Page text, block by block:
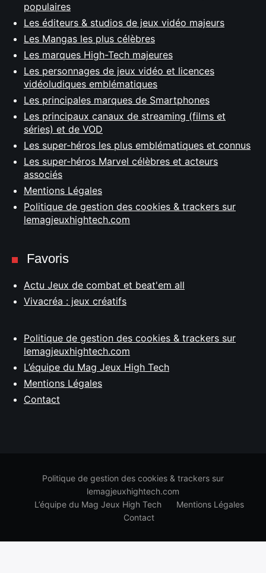
populaires
Les éditeurs & studios de jeux vidéo majeurs
Les Mangas les plus célèbres
Les marques High-Tech majeures
Les personnages de jeux vidéo et licences
vidéoludiques emblématiques
Les principales marques de Smartphones
Les principaux canaux de streaming (films et
séries) et de VOD
Les super-héros les plus emblématiques et connus
Les super-héros Marvel célèbres et acteurs
associés
Mentions Légales
Politique de gestion des cookies & trackers sur
lemagjeuxhightech.com
Favoris
Actu Jeux de combat et beat'em all
Vivacréa : jeux créatifs
Politique de gestion des cookies & trackers sur
lemagjeuxhightech.com
L’équipe du Mag Jeux High Tech
Mentions Légales
Contact
Politique de gestion des cookies & trackers sur
lemagjeuxhightech.com
L’équipe du Mag Jeux High Tech
Mentions Légales
Contact